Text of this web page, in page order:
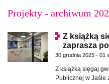
Projekty - archiwum
Z książką
zaprasza
30 grudnia 2025 - 01
Z książką sięgaj
Publicznej w Jaśle